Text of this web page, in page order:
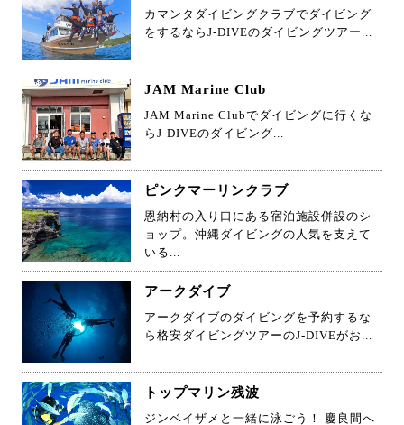
カマンタダイビングクラブでダイビング
をするならJ-DIVEのダイビングツアー...
JAM Marine Club
JAM Marine Clubでダイビングに行くな
らJ-DIVEのダイビング...
ピンクマーリンクラブ
恩納村の入り口にある宿泊施設併設のシ
ョップ。沖縄ダイビングの人気を支えて
いる...
アークダイブ
アークダイブのダイビングを予約するな
ら格安ダイビングツアーのJ-DIVEがお...
トップマリン残波
ジンベイザメと一緒に泳ごう！ 慶良間へ